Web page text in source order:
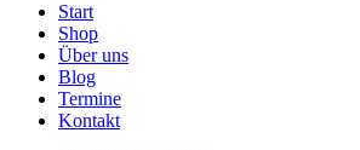
Start
Shop
Über uns
Blog
Termine
Kontakt